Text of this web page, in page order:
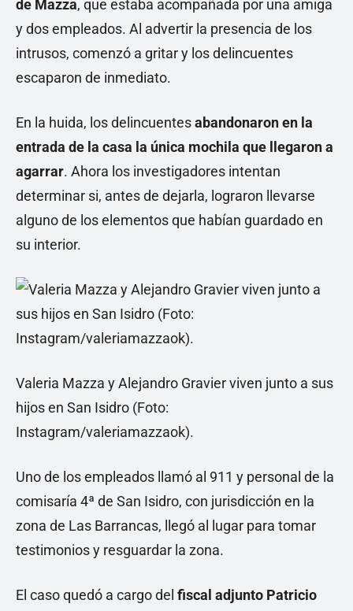
de Mazza, que estaba acompañada por una amiga
y dos empleados. Al advertir la presencia de los
intrusos, comenzó a gritar y los delincuentes
escaparon de inmediato.
En la huida, los delincuentesabandonaron en la
entrada de la casa la única mochila que llegaron a
agarrar. Ahora los investigadores intentan
determinar si, antes de dejarla, lograron llevarse
alguno de los elementos que habían guardado en
su interior.
Valeria Mazza y Alejandro Gravier viven junto a sus
hijos en San Isidro (Foto:
Instagram/valeriamazzaok).
Uno de los empleados llamó al 911 y personal de la
comisaría 4ª de San Isidro, con jurisdicción en la
zona de Las Barrancas, llegó al lugar para tomar
testimonios y resguardar la zona.
El caso quedó a cargo del fiscal adjunto Patricio